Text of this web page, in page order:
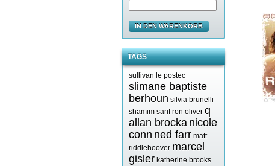
IN DEN WARENKORB
TAGS
sullivan le postec
slimane baptiste
berhoun silvia brunelli
shamim sarif ron oliver q
allan brocka nicole
conn ned farr matt
riddlehoover marcel
gisler katherine brooks